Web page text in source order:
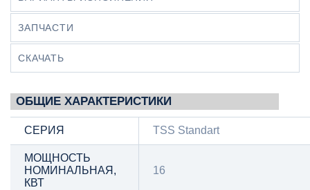
ЗАПЧАСТИ
СКАЧАТЬ
ОБЩИЕ ХАРАКТЕРИСТИКИ
СЕРИЯ TSS Standart
МОЩНОСТЬ
НОМИНАЛЬНАЯ,
КВТ
16